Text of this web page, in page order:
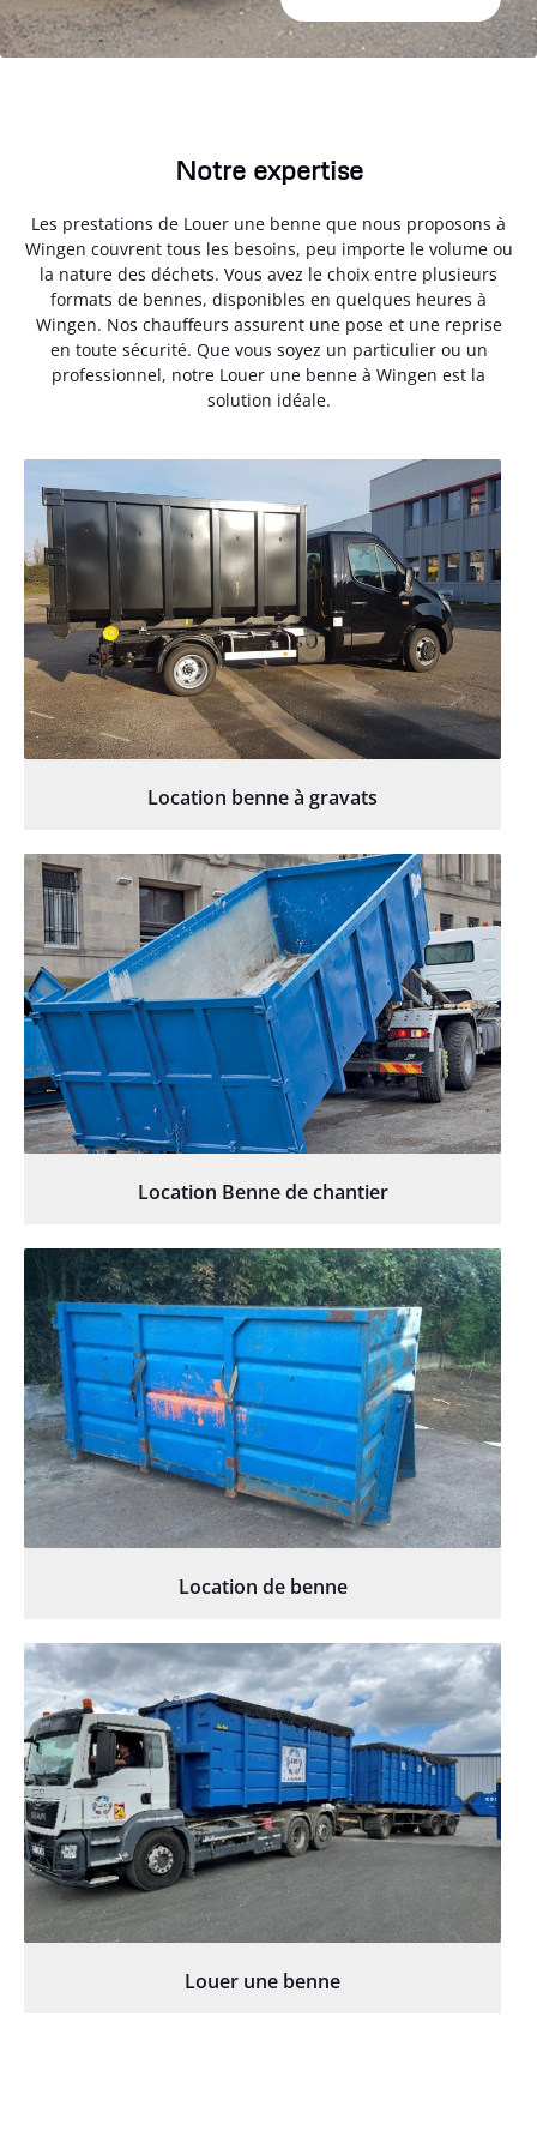
Notre expertise
Les prestations de Louer une benne que nous proposons à
Wingen couvrent tous les besoins, peu importe le volume ou
la nature des déchets. Vous avez le choix entre plusieurs
formats de bennes, disponibles en quelques heures à
Wingen. Nos chauffeurs assurent une pose et une reprise
en toute sécurité. Que vous soyez un particulier ou un
professionnel, notre Louer une benne à Wingen est la
solution idéale.
Location benne à gravats
Location Benne de chantier
Location de benne
Louer une benne